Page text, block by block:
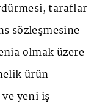
taraflar
sözleşmesine
olmak üzere
ürün
yeni iş